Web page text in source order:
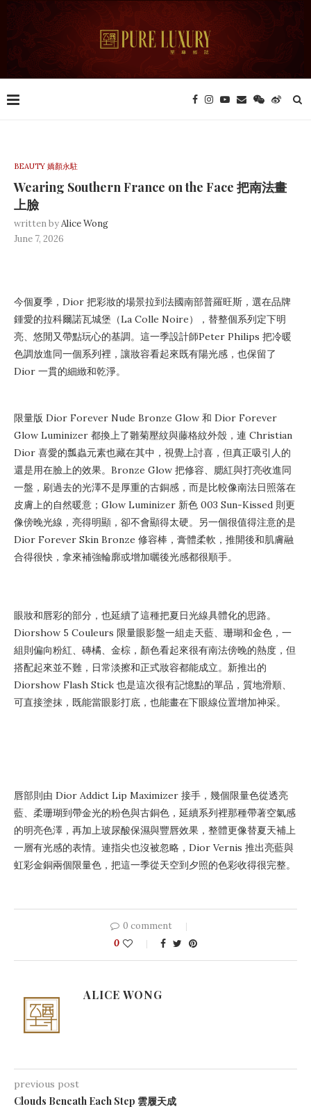
BEAUTY 嬌顏永駐
Wearing Southern France on the Face 把南法畫
上臉
written byAlice Wong
June 7, 2026
今個夏季，Dior 把彩妝的場景拉到法國南部普羅旺斯，選在品牌
鍾愛的拉科爾諾瓦城堡（La Colle Noire），替整個系列定下明
亮、悠閒又帶點玩心的基調。這一季設計師Peter Philips 把冷暖
色調放進同一個系列裡，讓妝容看起來既有陽光感，也保留了
Dior 一貫的細緻和乾淨。
限量版 Dior Forever Nude Bronze Glow 和 Dior Forever
Glow Luminizer 都換上了雛菊壓紋與藤格紋外殼，連 Christian
Dior 喜愛的瓢蟲元素也藏在其中，視覺上討喜，但真正吸引人的
還是用在臉上的效果。Bronze Glow 把修容、腮紅與打亮收進同
一盤，刷過去的光澤不是厚重的古銅感，而是比較像南法日照落在
皮膚上的自然暖意；Glow Luminizer 新色 003 Sun-Kissed 則更
像傍晚光線，亮得明顯，卻不會顯得太硬。另一個很值得注意的是
Dior Forever Skin Bronze 修容棒，膏體柔軟，推開後和肌膚融
合得很快，拿來補強輪廓或增加曬後光感都很順手。
眼妝和唇彩的部分，也延續了這種把夏日光線具體化的思路。
Diorshow 5 Couleurs 限量眼影盤一組走天藍、珊瑚和金色，一
組則偏向粉紅、磚橘、金棕，顏色看起來很有南法傍晚的熱度，但
搭配起來並不難，日常淡擦和正式妝容都能成立。新推出的
Diorshow Flash Stick 也是這次很有記憶點的單品，質地滑順、
可直接塗抹，既能當眼影打底，也能畫在下眼線位置增加神采。
唇部則由 Dior Addict Lip Maximizer 接手，幾個限量色從透亮
藍、柔珊瑚到帶金光的粉色與古銅色，延續系列裡那種帶著空氣感
的明亮色澤，再加上玻尿酸保濕與豐唇效果，整體更像替夏天補上
一層有光感的表情。連指尖也沒被忽略，Dior Vernis 推出亮藍與
虹彩金銅兩個限量色，把這一季從天空到夕照的色彩收得很完整。
0 comment
0
ALICE WONG
previous post
Clouds Beneath Each Step 雲履天成